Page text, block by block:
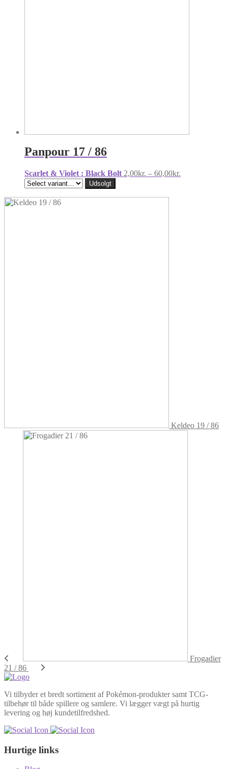
Panpour 17 / 86
Scarlet & Violet : Black Bolt 2,00kr. – 60,00kr.
Udsolgt
Keldeo 19 / 86
Frogadier
21 / 86
Vi tilbyder et bredt sortiment af Pokémon-produkter samt TCG-
tilbehør til både spillere og samlere. Vi lægger vægt på hurtig
levering og høj kundetilfredshed.
Hurtige links